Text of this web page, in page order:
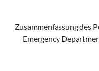
Zusammenfassung des
Emergency